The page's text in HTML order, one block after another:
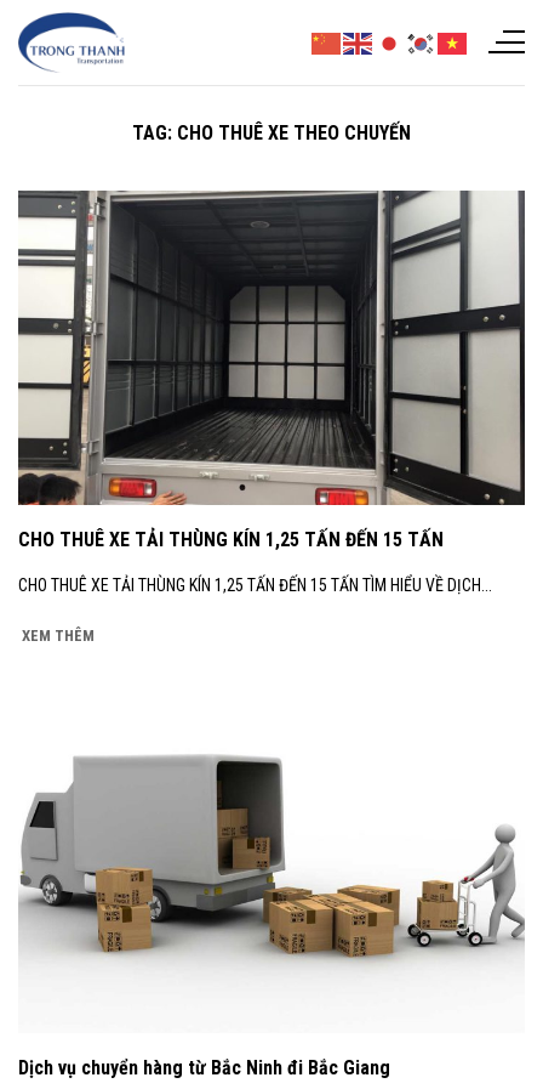
Chuyển
đến
TAG: CHO THUÊ XE THEO CHUYẾN
CHO THUÊ XE TẢI THÙNG KÍN 1,25 TẤN ĐẾN 15 TẤN
CHO THUÊ XE TẢI THÙNG KÍN 1,25 TẤN ĐẾN 15 TẤN TÌM HIỂU VỀ DỊCH...
XEM THÊM
Dịch vụ chuyển hàng từ Bắc Ninh đi Bắc Giang